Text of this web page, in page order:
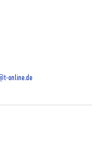
online.de